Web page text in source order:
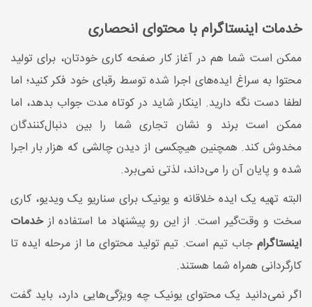
خدمات اینستاگرام با محتوای انحصاری
ممکن است شما هم در آغاز کار صفحه کاری خودتان، برای تولید
محتوا به سراغ ایده‌های اجرا شده توسط رقبای خود فکر کنید؛ اما
لطفا دست نگه دارید. اینکار شاید در کوتاه مدت جواب بدهد، اما
ممکن است برند و نشان تجاری شما را بین دنبال‌کنندگان
مخدوش کند. همچنین هیچکسی از دیدن چالشی که هزار بار اجرا
شده و پایان آن را می‌داند، لذتی نمی‌برد.
البته تهیه یک ایده خلاقانه و یونیک برای سناریو یک ویدیو، کاری
سخت و وقت‌گیر است. از این رو پیشنهاد ما استفاده ازخدمات
اینستاگرام جاب تیم است. تیم تولید محتوای ما از مرحله ایده تا
کارگردانی همراه شما هستند.
اگر نمی‌دانید یک محتوای یونیک چه ویژگی‌هایی دارد، باید گفت